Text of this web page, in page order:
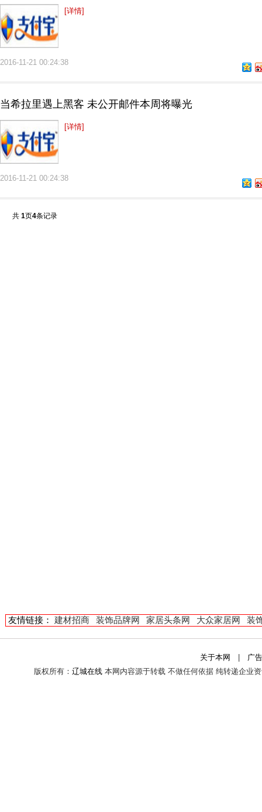
[详情]
2016-11-21 00:24:38
当希拉里遇上黑客 未公开邮件本周将曝光
[详情]
2016-11-21 00:24:38
共 1页4条记录
友情链接： 建材招商 装饰品牌网 家居头条网 大众家居网 装
关于本网
广
版权所有：辽城在线 本网内容源于转载 不做任何依据 纯转递企业